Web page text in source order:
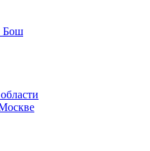
Бош